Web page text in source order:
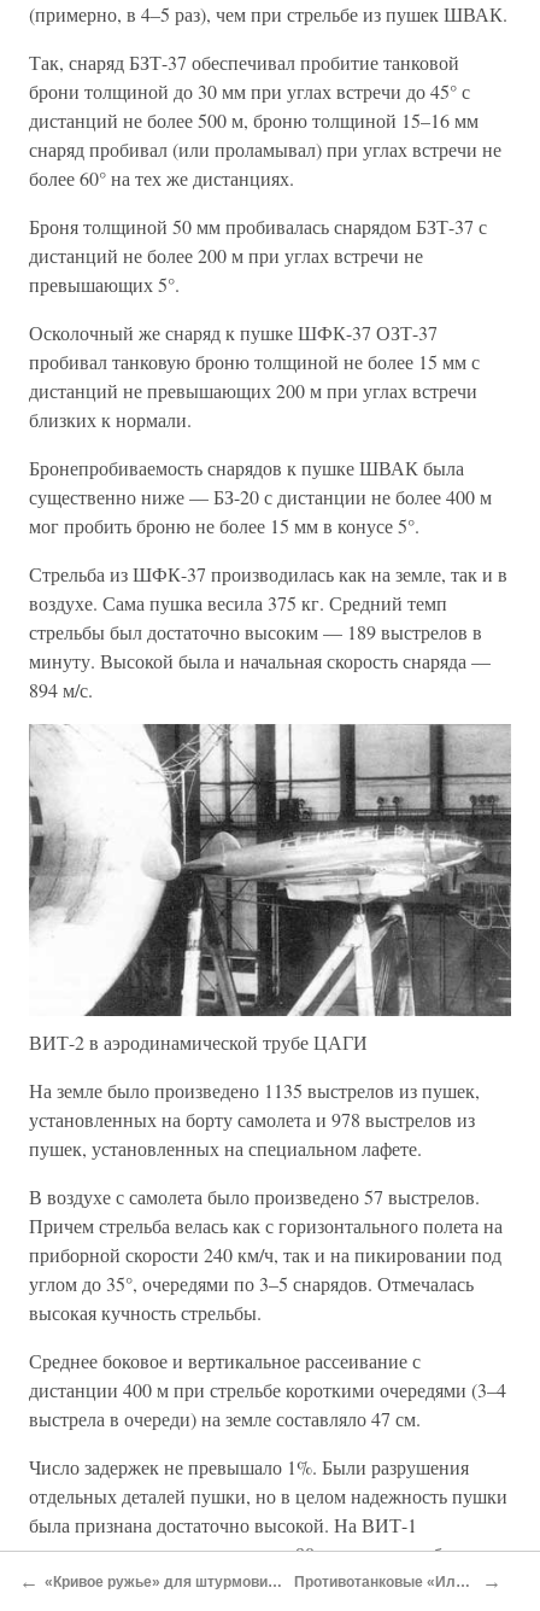
(примерно, в 4–5 раз), чем при стрельбе из пушек ШВАК.
Так, снаряд БЗТ-37 обеспечивал пробитие танковой
брони толщиной до 30 мм при углах встречи до 45° с
дистанций не более 500 м, броню толщиной 15–16 мм
снаряд пробивал (или проламывал) при углах встречи не
более 60° на тех же дистанциях.
Броня толщиной 50 мм пробивалась снарядом БЗТ-37 с
дистанций не более 200 м при углах встречи не
превышающих 5°.
Осколочный же снаряд к пушке ШФК-37 ОЗТ-37
пробивал танковую броню толщиной не более 15 мм с
дистанций не превышающих 200 м при углах встречи
близких к нормали.
Бронепробиваемость снарядов к пушке ШВАК была
существенно ниже — БЗ-20 с дистанции не более 400 м
мог пробить броню не более 15 мм в конусе 5°.
Стрельба из ШФК-37 производилась как на земле, так и в
воздухе. Сама пушка весила 375 кг. Средний темп
стрельбы был достаточно высоким — 189 выстрелов в
минуту. Высокой была и начальная скорость снаряда —
894 м/с.
ВИТ-2 в аэродинамической трубе ЦАГИ
На земле было произведено 1135 выстрелов из пушек,
установленных на борту самолета и 978 выстрелов из
пушек, установленных на специальном лафете.
В воздухе с самолета было произведено 57 выстрелов.
Причем стрельба велась как с горизонтального полета на
приборной скорости 240 км/ч, так и на пикировании под
углом до 35°, очередями по 3–5 снарядов. Отмечалась
высокая кучность стрельбы.
Среднее боковое и вертикальное рассеивание с
дистанции 400 м при стрельбе короткими очередями (3–4
выстрела в очереди) на земле составляло 47 см.
Число задержек не превышало 1%. Были разрушения
отдельных деталей пушки, но в целом надежность пушки
была признана достаточно высокой. На ВИТ-1
предусматривалось иметь запас 80 снарядов на обе
пушки.
← «Кривое ружье» для штурмовика Противотанковые «Илы» →